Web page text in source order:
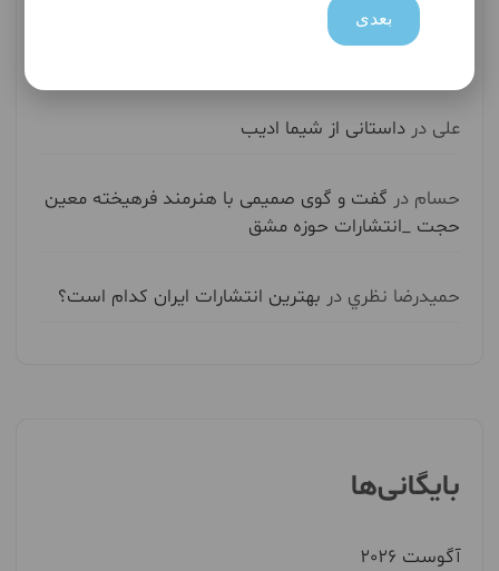
مبینا ترکمندر
اثری از غزاله اکبری از هنرمندان
علی در داستانی از شیما ادیب
حسام در گفت و گوی صمیمی با هنرمند فرهیخته معین
حجت _انتشارات حوزه مشق
حميدرضا نظري در بهترین انتشارات ایران کدام است؟
بایگانی‌ها
آگوست 2026
بعدی